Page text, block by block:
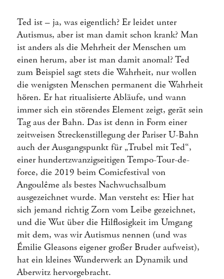
Ted ist – ja, was eigentlich? Er leidet unter
Autismus, aber ist man damit schon krank? Man
ist anders als die Mehrheit der Menschen um
einen herum, aber ist man damit anomal? Ted
zum Beispiel sagt stets die Wahrheit, nur wollen
die wenigsten Menschen permanent die Wahrheit
hören. Er hat ritualisierte Abläufe, und wann
immer sich ein störendes Element zeigt, gerät sein
Tag aus der Bahn. Das ist denn in Form einer
zeitweisen Streckenstillegung der Pariser U-Bahn
auch der Ausgangspunkt für „Trubel mit Ted“,
einer hundertzwanzigseitigen Tempo-Tour-de-
force, die 2019 beim Comicfestival von
Angoulême als bestes Nachwuchsalbum
ausgezeichnet wurde. Man versteht es: Hier hat
sich jemand richtig Zorn vom Leibe gezeichnet,
und die Wut über die Hilflosigkeit im Umgang
mit dem, was wir Autismus nennen (und was
Émilie Gleasons eigener großer Bruder aufweist),
hat ein kleines Wunderwerk an Dynamik und
Aberwitz hervorgebracht.